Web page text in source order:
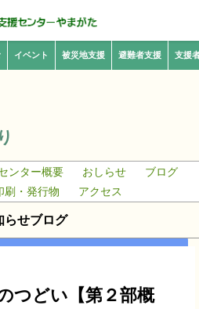
イベント 被災地支援 避難者支援 支援
ンター概要 おしらせ
ブログ
刷・発行物 アクセス
らせブログ
つどい【第２部概